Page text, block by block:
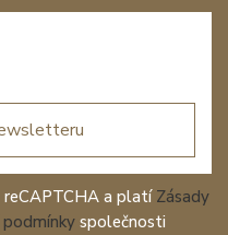
reCAPTCHA a platí Zásady
společnosti